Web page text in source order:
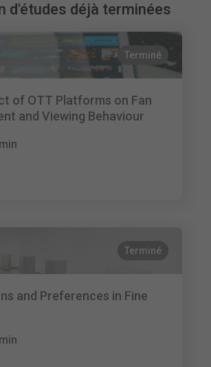
d'études déjà terminées
Terminé
of OTT Platforms on Fan
and Viewing Behaviour
Terminé
and Preferences in Fine